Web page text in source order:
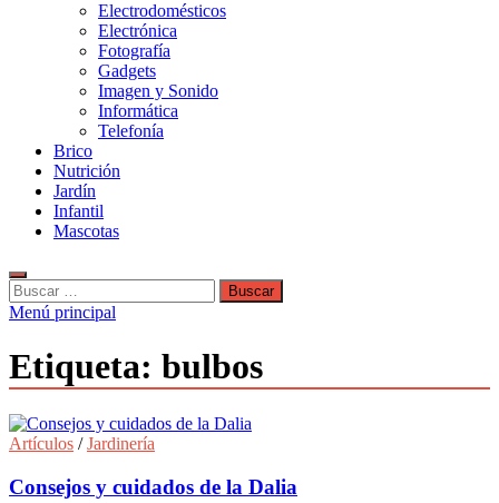
Electrodomésticos
Electrónica
Fotografía
Gadgets
Imagen y Sonido
Informática
Telefonía
Brico
Nutrición
Jardín
Infantil
Mascotas
Buscar:
Menú principal
Etiqueta: bulbos
Artículos /Jardinería
Consejos y cuidados de la Dalia